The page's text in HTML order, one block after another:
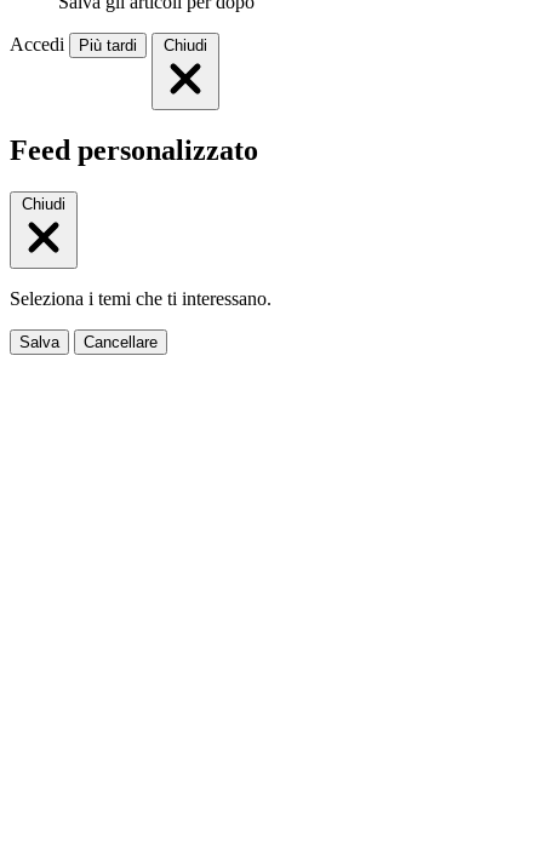
Accedi Più tardi Chiudi
Feed personalizzato
Chiudi
Seleziona i temi che ti interessano.
Salva Cancellare